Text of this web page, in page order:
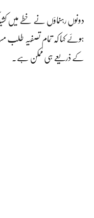
دونوں رہنماؤں نے خطے میں
ہوئے کہا کہ تمام تصفیہ
کے ذریعے ہی ممکن ہے۔